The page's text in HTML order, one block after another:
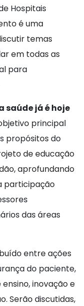
Hospitais
é uma
temas
em todas as
para
saúde já é hoje
principal
propósitos do
de educação
aprofundando
participação
das áreas
entre ações
do paciente,
inovação e
Serão discutidas,